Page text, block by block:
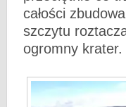
całości
szczytu
ogromny krater.